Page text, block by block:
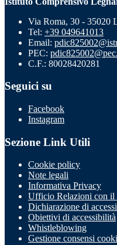
Via Roma, 30 - 35020
Tel: +39 049641013
Email:
PEC:
C.F.: 80028420281
Seguici su
Facebook
Instagram
Sezione Link Utili
Cookie policy
Note legali
Informativa Privacy
Ufficio Relazioni con il
Dichiarazione di
Obiettivi di accessibilità
Whistleblowing
Gestione consensi